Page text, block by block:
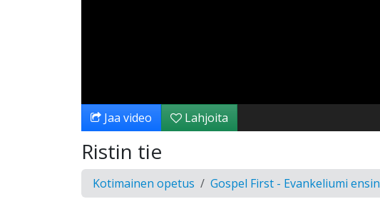
Jaa video Lahjoita
Ristin tie
Kotimainen opetus Gospel First - Evankeliumi ensin